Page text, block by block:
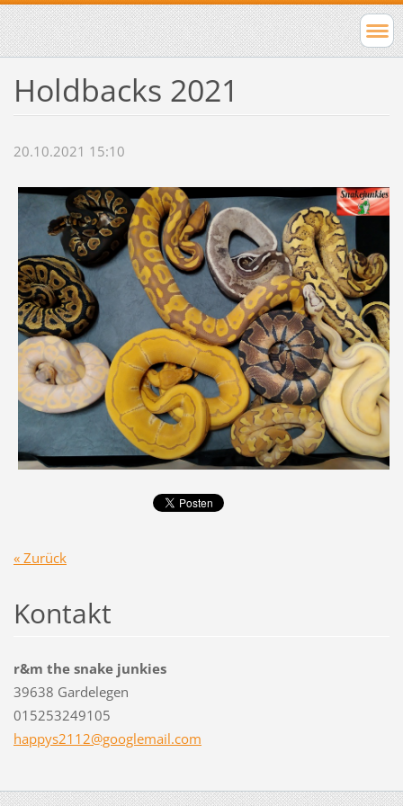
Holdbacks 2021
20.10.2021 15:10
« Zurück
Kontakt
r&m the snake junkies
39638 Gardelegen
015253249105
happys21 12@googlemail.com